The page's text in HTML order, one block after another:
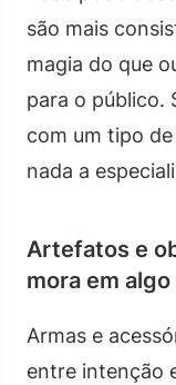
são mais
magia do que
para o público.
com um tipo
nada a
Artefatos e
mora em algo
Armas e
entre intenção